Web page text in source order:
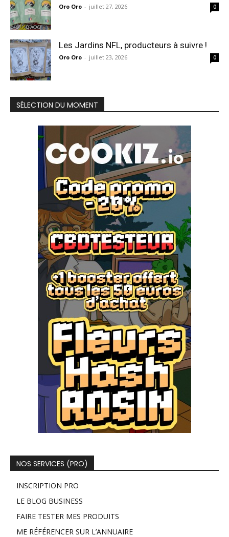
Oro Oro - juillet 27, 2026 0
Les Jardins NFL, producteurs à suivre !
Oro Oro - juillet 23, 2026 0
SÉLECTION DU MOMENT
NOS SERVICES (PRO)
INSCRIPTION PRO
LE BLOG BUSINESS
FAIRE TESTER MES PRODUITS
ME RÉFÉRENCER SUR L’ANNUAIRE